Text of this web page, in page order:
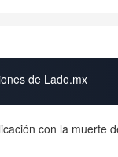
de Lado.mx
con la muerte